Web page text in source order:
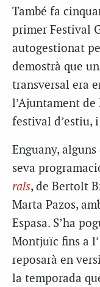
També fa
primer Festival
autogestionat
demostrà que
transversal era
l’Ajuntament
festival d’estiu,
Enguany,
seva
rals, de Bertolt
Marta Pazos,
Espasa. S’ha
Montjuïc fins a
reposarà en
la temporada